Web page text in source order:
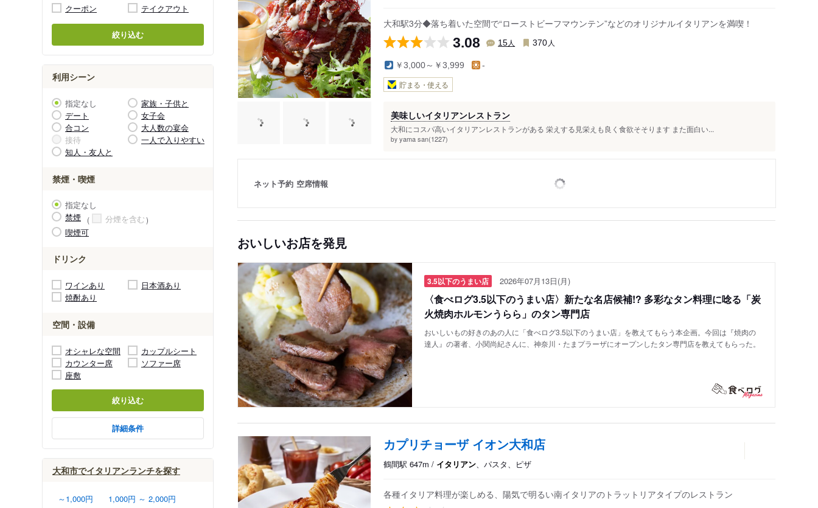
クーポン
テイクアウト
絞り込む
利用シーン
指定なし
家族・子供と
デート
女子会
合コン
大人数の宴会
接待
一人で入りやすい
知人・友人と
禁煙・喫煙
指定なし
禁煙
分煙を含む
喫煙可
ドリンク
ワインあり
日本酒あり
焼酎あり
空間・設備
オシャレな空間
カップルシート
カウンター席
ソファー席
座敷
絞り込む
詳細条件
大和市でイタリアンランチを探す
～1,000円
1,000円 ～ 2,000円
大和駅3分◆落ち着いた空間で“ローストビーフマウンテン”などのオリジナルイタリアンを満喫！
3.08 15人 370 人
￥3,000～￥3,999 -
貯まる・使える
美味しいイタリアンレストラン
大和にコスパ高いイタリアンレストランがある 栄えする見栄えも良く食欲そそります また面白い...
by yama san(1227)
ネット予約 空席情報
おいしいお店を発見
3.5以下のうまい店 2026年07月13日(月)
〈食べログ3.5以下のうまい店〉新たな名店候補!? 多彩なタン料理に唸る「炭
火焼肉ホルモンうらら」のタン専門店
おいしいもの好きのあの人に「食べログ3.5以下のうまい店」を教えてもらう本企画。今回は『焼肉の
達人』の著者、小関尚紀さんに、神奈川・たまプラーザにオープンしたタン専門店を教えてもらった。
カプリチョーザ イオン大和店
鶴間駅 647m / イタリアン、パスタ、ピザ
各種イタリア料理が楽しめる、陽気で明るい南イタリアのトラットリアタイプのレストラン